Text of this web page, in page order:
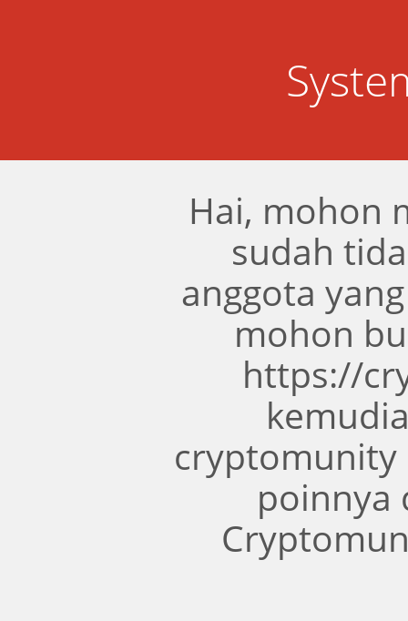
Hai, mohon
sudah
anggota
mohon
https://
poinnya